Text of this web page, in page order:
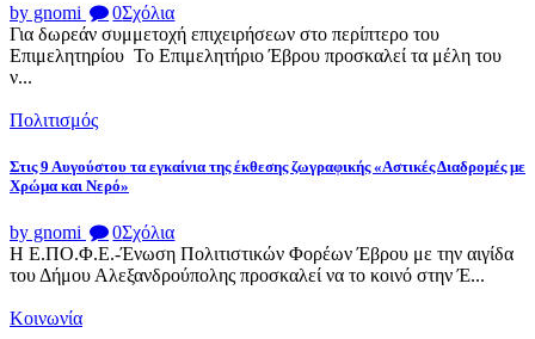
by gnomi 0Σχόλια
Για δωρεάν συμμετοχή επιχειρήσεων στο περίπτερο του
Επιμελητηρίου Το Επιμελητήριο Έβρου προσκαλεί τα μέλη του
ν...
Πολιτισμός
Στις 9 Αυγούστου τα εγκαίνια της έκθεσης ζωγραφικής «Αστικές Διαδρομές με
Χρώμα και Νερό»
by gnomi 0Σχόλια
Η Ε.ΠΟ.Φ.Ε.-Ένωση Πολιτιστικών Φορέων Έβρου με την αιγίδα
του Δήμου Αλεξανδρούπολης προσκαλεί να το κοινό στην Έ...
Κοινωνία